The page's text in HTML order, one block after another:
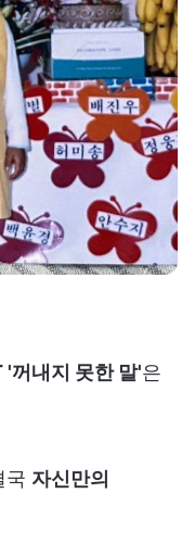
'꺼내지 못한 말'은
국 자신만의